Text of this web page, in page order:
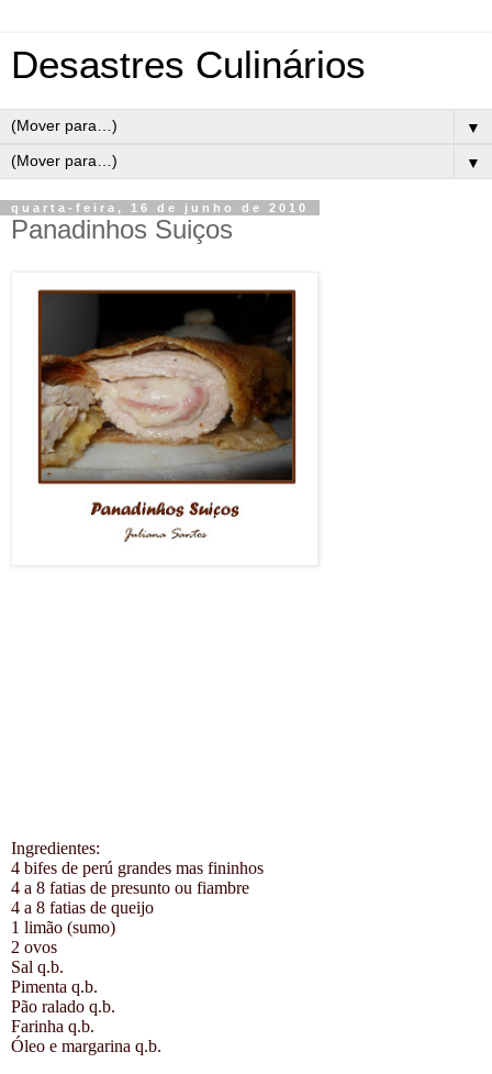
Desastres Culinários
▼
▼
quarta-feira, 16 de junho de 2010
Panadinhos Suiços
Ingredientes:
4 bifes de perú grandes mas fininhos
4 a 8 fatias de presunto ou fiambre
4 a 8 fatias de queijo
1 limão (sumo)
2 ovos
Sal q.b.
Pimenta q.b.
Pão ralado q.b.
Farinha q.b.
Óleo e margarina q.b.